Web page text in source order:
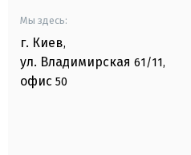
Мы здесь:
г. Киев,
ул. Владимирская 61/11,
офис 50